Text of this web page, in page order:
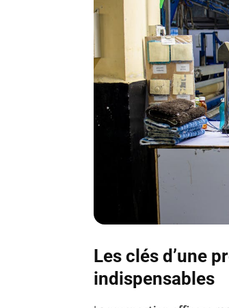
Les clés d’une
indispensables